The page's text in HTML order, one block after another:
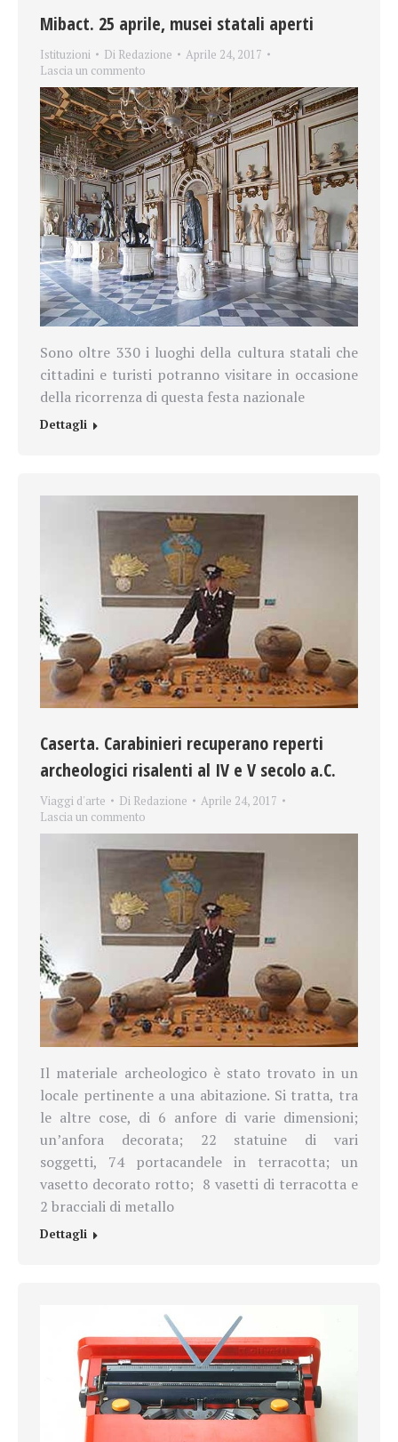
Mibact. 25 aprile, musei statali aperti
Istituzioni Di Redazione
Aprile 24, 2017
Lascia un commento
Sono oltre 330 i luoghi della cultura statali che
cittadini e turisti potranno visitare in occasione
della ricorrenza di questa festa nazionale
Dettagli
Caserta. Carabinieri recuperano reperti
archeologici risalenti al IV e V secolo a.C.
Viaggi d'arte Di Redazione
Aprile 24, 2017
Lascia un commento
Il materiale archeologico è stato trovato in un
locale pertinente a una abitazione. Si tratta, tra
le altre cose, di 6 anfore di varie dimensioni;
un’anfora decorata; 22 statuine di vari
soggetti, 74 portacandele in terracotta; un
vasetto decorato rotto; 8 vasetti di terracotta e
2 bracciali di metallo
Dettagli